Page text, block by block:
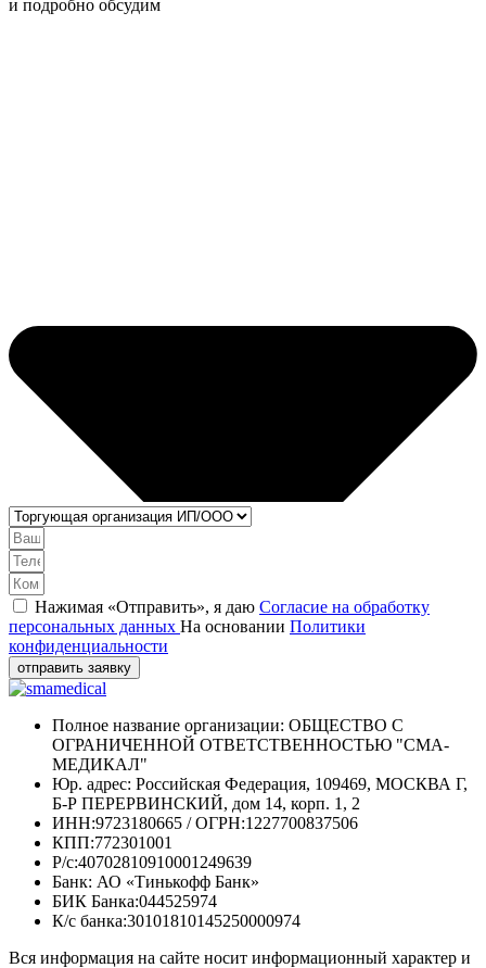
и подробно обсудим
Нажимая «Отправить», я даю Согласие на обработку
персональных данных На основании Политики
конфиденциальности
отправить заявку
Полное название организации: ОБЩЕСТВО С
ОГРАНИЧЕННОЙ ОТВЕТСТВЕННОСТЬЮ "СМА-
МЕДИКАЛ"
Юр. адрес: Российская Федерация, 109469, МОСКВА Г,
Б-Р ПЕРЕРВИНСКИЙ, дом 14, корп. 1, 2
ИНН:9723180665 / ОГРН:1227700837506
КПП:772301001
Р/с:40702810910001249639
Банк: АО «Тинькофф Банк»
БИК Банка:044525974
К/с банка:30101810145250000974
Вся информация на сайте носит информационный характер и